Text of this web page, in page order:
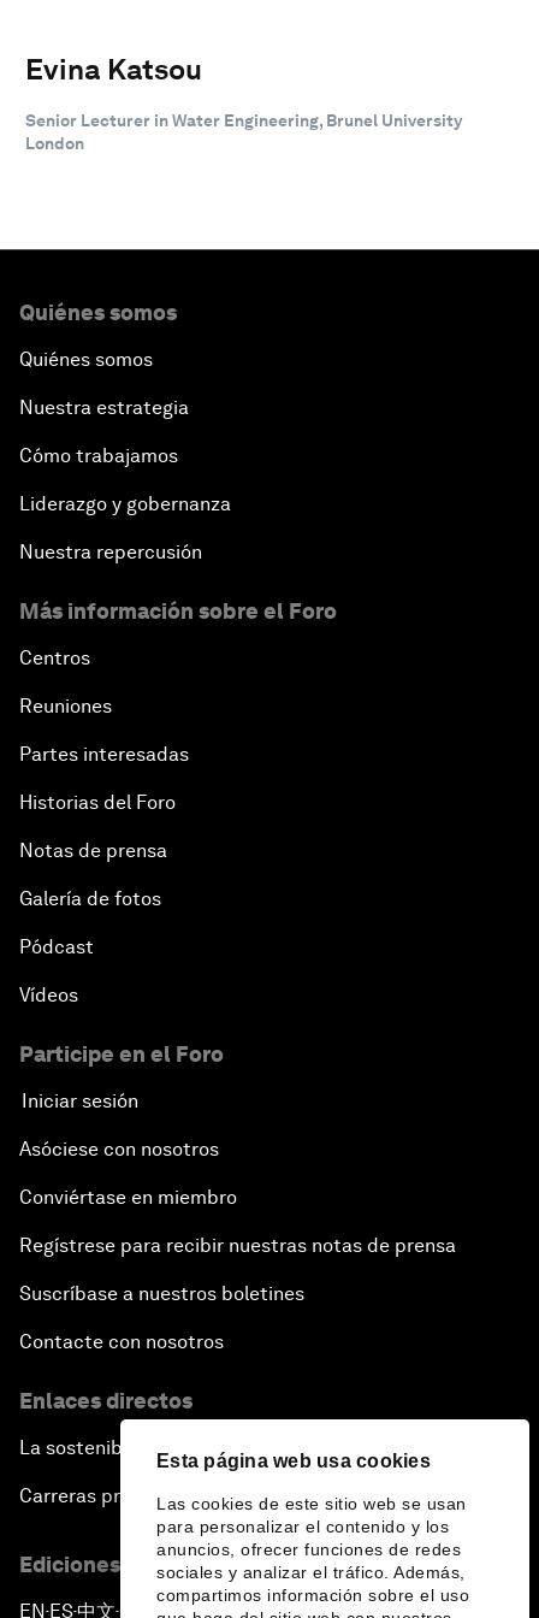
Esta página web usa cookies
Las cookies de este sitio web se usan
para personalizar el contenido y los
anuncios, ofrecer funciones de redes
sociales y analizar el tráfico. Además,
compartimos información sobre el uso
Evina Katsou
Senior Lecturer in Water Engineering, Brunel University
London
Quiénes somos
Quiénes somos
Nuestra estrategia
Cómo trabajamos
Liderazgo y gobernanza
Nuestra repercusión
Más información sobre el Foro
Centros
Reuniones
Partes interesadas
Historias del Foro
Notas de prensa
Galería de fotos
Pódcast
Vídeos
Participe en el Foro
Iniciar sesión
Asóciese con nosotros
Conviértase en miembro
Regístrese para recibir nuestras notas de prensa
Suscríbase a nuestros boletines
Contacte con nosotros
Enlaces directos
La sostenibilidad en el Foro
Carreras profesionales
Ediciones en otros idiomas
EN ▪ES▪中文▪ 日本語